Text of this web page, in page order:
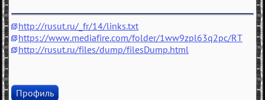
http://rusut.ru/_fr/14/links.txt
https://www.mediafire.com/folder/1ww9zpl63q2pc/RT
http://rusut.ru/files/dump/filesDump.html
Профиль